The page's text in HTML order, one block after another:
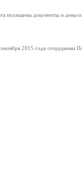
похищены документы и деньги.
2015 года сотрудники